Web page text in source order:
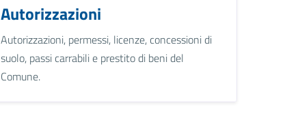
Autorizzazioni
Autorizzazioni, permessi, licenze, concessioni di
suolo, passi carrabili e prestito di beni del
Comune.